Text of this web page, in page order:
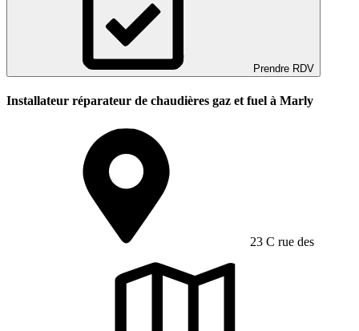
Prendre RDV
Installateur réparateur de chaudières gaz et fuel à Marly
23 C rue des